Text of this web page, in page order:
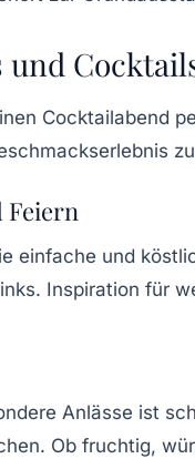
und
Cocktailabend
Feiern
einfache und
Inspiration für
Anlässe ist
Ob fruchtig,